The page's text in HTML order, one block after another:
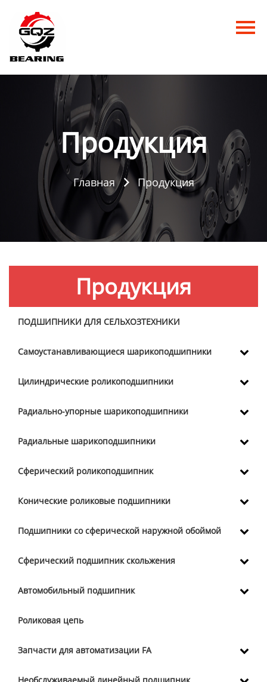
Главная
Продукция
Новости
Контакты Продукция
Главная  Продукция
Продукция
ПОДШИПНИКИ ДЛЯ СЕЛЬХОЗТЕХНИКИ
Самоустанавливающиеся шарикоподшипники
Цилиндрические роликоподшипники
Радиально-упорные шарикоподшипники
Радиальные шарикоподшипники
Сферический роликоподшипник
Конические роликовые подшипники
Подшипники со сферической наружной обоймой
Сферический подшипник скольжения
Автомобильный подшипник
Роликовая цепь
Запчасти для автоматизации FA